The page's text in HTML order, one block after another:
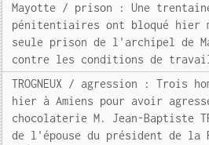
Mayotte / prison : Une
pénitentiaires ont bloqué hier
seule prison de l'archipel de
contre les conditions de
TROGNEUX / agression : Trois
hier à Amiens pour avoir
chocolaterie M. Jean-Baptiste
de l'épouse du président de la